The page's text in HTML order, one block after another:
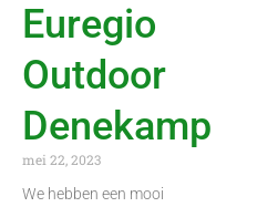
Euregio
Outdoor
Denekamp
mei 22, 2023
We hebben een mooi